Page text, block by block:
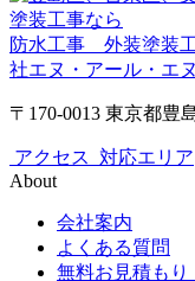
防水工事 外装塗装
社エヌ・アール・エヌ
〒170-0013 東京都豊
アクセス 対応エリア
About
会社案内
よくある質問
無料お見積もり